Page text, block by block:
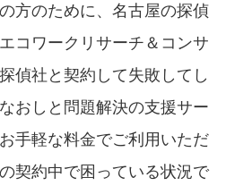
方のために、名古屋の探偵
コワークリサーチ＆コンサ
偵社と契約して失敗してし
おしと問題解決の支援サー
手軽な料金でご利用いただ
契約中で困っている状況で